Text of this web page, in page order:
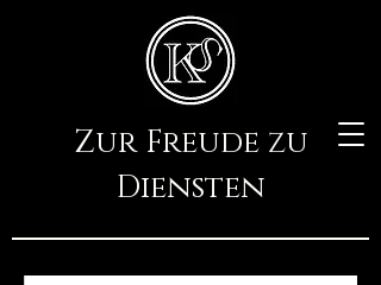
Zur Freude zu
Diensten